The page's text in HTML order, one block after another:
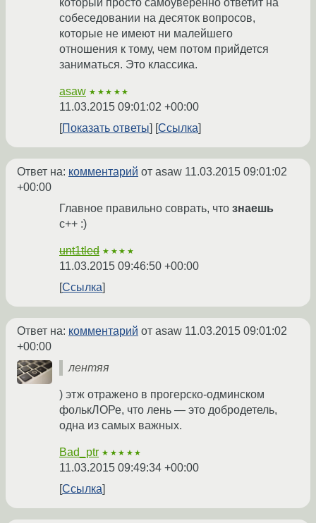
который просто самоуверенно ответит на
собеседовании на десяток вопросов,
которые не имеют ни малейшего
отношения к тому, чем потом прийдется
заниматься. Это классика.
asaw ★★★★★
11.03.2015 09:01:02 +00:00
Показать ответы
Ссылка
Ответ на: комментарий от asaw 11.03.2015 09:01:02
+00:00
Главное правильно соврать, что знаешь
c++ :)
unt1tled ★★★★
11.03.2015 09:46:50 +00:00
Ссылка
Ответ на: комментарий от asaw 11.03.2015 09:01:02
+00:00
лентяя
) этж отражено в прогерско-одминском
фолькЛОРе, что лень — это добродетель,
одна из самых важных.
Bad_ptr ★★★★★
11.03.2015 09:49:34 +00:00
Ссылка